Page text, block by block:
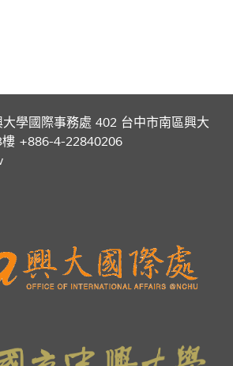
學國際事務處 402 台中市南區興大
+886-4-22840206